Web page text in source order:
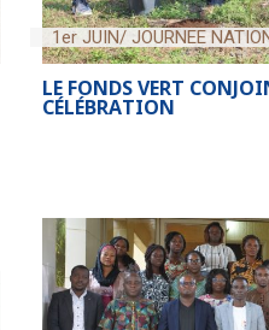
1er JUIN/ JOURNEE
LE FONDS VERT
CÉLÉBRATION